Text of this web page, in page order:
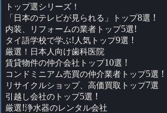
トップ選シリーズ！
「日本のテレビが見られる」トップ8選 !
内装、リフォームの業者トップ5選!
タイ語学校で学ぶ! 人気トップ9選 !
厳選！日本人向け歯科医院
賃貸物件の仲介会社トップ10選 !
コンドミニアム売買の仲介業者トップ5選 !
リサイクルショップ、高価買取トップ7選
引越し会社のトップ5選 !
厳選!浄水器のレンタル会社